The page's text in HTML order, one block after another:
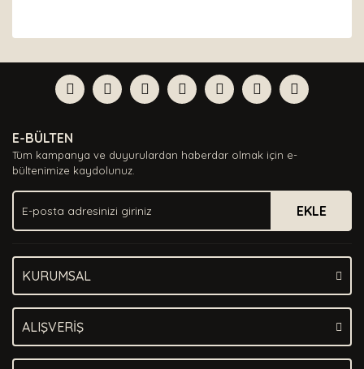
Yorum Yaz
formunu kullanarak tarafımıza iletebilirsiniz.
Görüş ve önerileriniz için teşekkür ederiz.
Ürün açıklamasında eksik bilgiler bulunuyor.
Ürün bilgilerinde hatalar bulunuyor.
Ürün fiyatı diğer sitelerden daha pahalı.
Bu ürüne benzer farklı alternatifler olmalı.
E-BÜLTEN
Tüm kampanya ve duyurulardan haberdar olmak için e-
bültenimize kaydolunuz.
EKLE
KURUMSAL
ALIŞVERİŞ